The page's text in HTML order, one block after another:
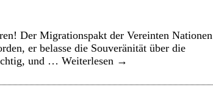
Der Migrationspakt der Vereinten Nationen
er belasse die Souveränität über die
und … Weiterlesen →